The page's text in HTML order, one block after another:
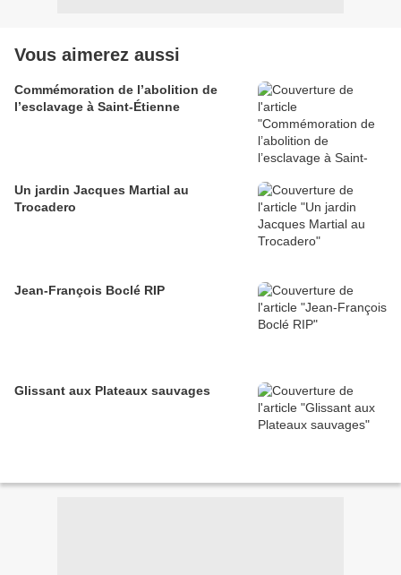
Vous aimerez aussi
Commémoration de l’abolition de
l’esclavage à Saint-Étienne
Un jardin Jacques Martial au
Trocadero
Jean-François Boclé RIP
Glissant aux Plateaux sauvages